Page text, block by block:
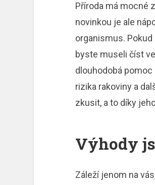
Příroda má mocné
novinkou je ale
organismus.
byste museli číst
dlouhodobá
rizika rakoviny a
zkusit, a to díky
Výhody
Záleží jenom na